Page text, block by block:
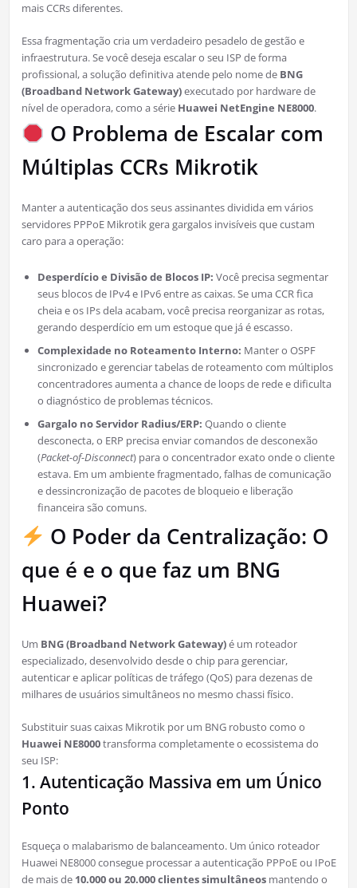
mais CCRs diferentes.
Essa fragmentação cria um verdadeiro pesadelo de gestão e
infraestrutura. Se você deseja escalar o seu ISP de forma
profissional, a solução definitiva atende pelo nome de BNG
(Broadband Network Gateway)executado por hardware de
nível de operadora, como a série Huawei NetEngine NE8000.
O Problema de Escalar com
Múltiplas CCRs Mikrotik
Manter a autenticação dos seus assinantes dividida em vários
servidores PPPoE Mikrotik gera gargalos invisíveis que custam
caro para a operação:
Desperdício e Divisão de Blocos IP: Você precisa segmentar
seus blocos de IPv4 e IPv6 entre as caixas. Se uma CCR fica
cheia e os IPs dela acabam, você precisa reorganizar as rotas,
gerando desperdício em um estoque que já é escasso.
Complexidade no Roteamento Interno: Manter o OSPF
sincronizado e gerenciar tabelas de roteamento com múltiplos
concentradores aumenta a chance de loops de rede e dificulta
o diagnóstico de problemas técnicos.
Gargalo no Servidor Radius/ERP: Quando o cliente
desconecta, o ERP precisa enviar comandos de desconexão
(Packet-of-Disconnect) para o concentrador exato onde o cliente
estava. Em um ambiente fragmentado, falhas de comunicação
e dessincronização de pacotes de bloqueio e liberação
financeira são comuns.
O Poder da Centralização: O
que é e o que faz um BNG
Huawei?
Um BNG (Broadband Network Gateway)é um roteador
especializado, desenvolvido desde o chip para gerenciar,
autenticar e aplicar políticas de tráfego (QoS) para dezenas de
milhares de usuários simultâneos no mesmo chassi físico.
Substituir suas caixas Mikrotik por um BNG robusto como o
Huawei NE8000transforma completamente o ecossistema do
seu ISP:
1. Autenticação Massiva em um Único
Ponto
Esqueça o malabarismo de balanceamento. Um único roteador
Huawei NE8000 consegue processar a autenticação PPPoE ou IPoE
de mais de 10.000 ou 20.000 clientes simultâneosmantendo o